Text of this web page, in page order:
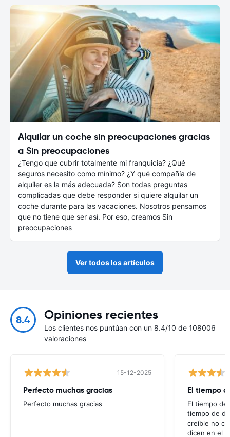
Alquilar un coche sin preocupaciones gracias
a Sin preocupaciones
¿Tengo que cubrir totalmente mi franquicia? ¿Qué
seguros necesito como mínimo? ¿Y qué compañía de
alquiler es la más adecuada? Son todas preguntas
complicadas que debe responder si quiere alquilar un
coche durante para las vacaciones. Nosotros pensamos
que no tiene que ser así. Por eso, creamos Sin
preocupaciones
Ver todos los artículos
8.4 Opiniones recientes
Los clientes nos puntúan con un 8.4/10 de 108006
valoraciones
15-12-2025
Perfecto muchas gracias
Perfecto muchas gracias
El tiempo
El tiempo
tiempo de
creíble no
dicen en el